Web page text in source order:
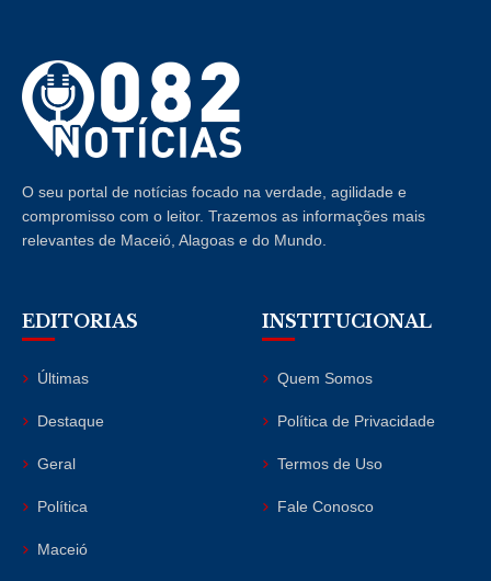
O seu portal de notícias focado na verdade, agilidade e
compromisso com o leitor. Trazemos as informações mais
relevantes de Maceió, Alagoas e do Mundo.
EDITORIAS
Últimas
Destaque
Geral
Política
Maceió
INSTITUCIONAL
Quem Somos
Política de Privacidade
Termos de Uso
Fale Conosco